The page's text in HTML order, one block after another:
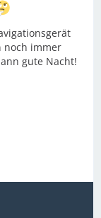
noch immer
gute Nacht!